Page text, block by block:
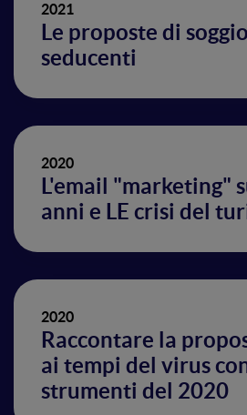
2021
Le proposte di
seducenti
2020
L'email "marketing"
anni e LE crisi del
2020
Raccontare la
ai tempi del virus
strumenti del 2020